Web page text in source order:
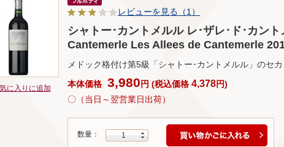
に入りに追加
レビューを見る（1）
シャトー･カントメルル レ･ザレ･ド･カン
Cantemerle Les Allees de Cantemerle
メドック格付け第5級「シャトー･カントメルル」のセカ
本体価格 3,980 円 (税込価格4,378円)
〇（当日～翌営業日出荷）
数量： 1